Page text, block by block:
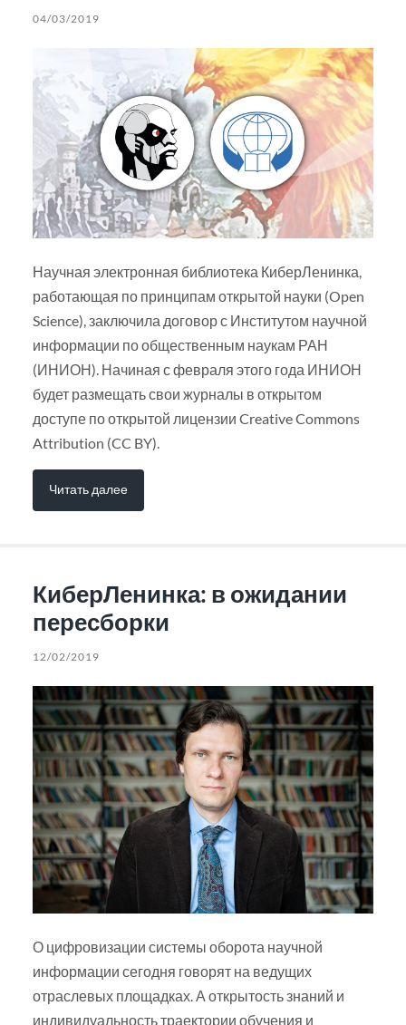
04/03/2019
Научная электронная библиотека КиберЛенинка,
работающая по принципам открытой науки (Open
Science), заключила договор с Институтом научной
информации по общественным наукам РАН
(ИНИОН). Начиная с февраля этого года ИНИОН
будет размещать свои журналы в открытом
доступе по открытой лицензии Creative Commons
Attribution (CC BY).
Читать далее
КиберЛенинка: в ожидании
пересборки
12/02/2019
О цифровизации системы оборота научной
информации сегодня говорят на ведущих
отраслевых площадках. А открытость знаний и
индивидуальность траектории обучения и